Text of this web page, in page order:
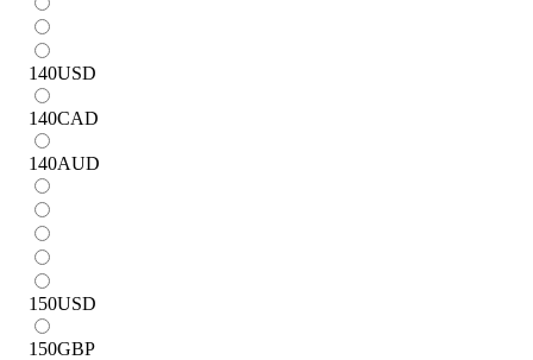
140USD
140CAD
140AUD
150USD
150GBP